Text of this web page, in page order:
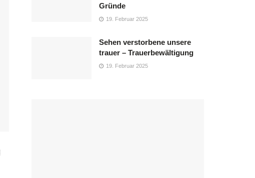
Gründe
19. Februar 2025
Sehen verstorbene unsere
trauer – Trauerbewältigung
19. Februar 2025